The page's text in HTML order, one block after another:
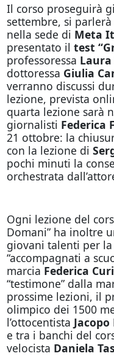
Il corso proseguirà
settembre, si
nella sede di Meta
presentato il test
professoressa
dottoressa Giulia
verranno discussi
lezione, prevista
quarta lezione sarà
giornalisti Federica
21 ottobre: la
con la lezione di
pochi minuti la
orchestrata
Ogni lezione del
Domani” ha inoltre
giovani talenti per
“accompagnati a
marcia Federica
“testimone” dalla
prossime lezioni, il
olimpico dei 1500
l’ottocentista Jacopo
e tra i banchi del
velocista Daniela